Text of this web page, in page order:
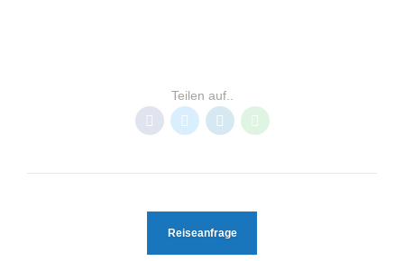
Teilen auf..
Reiseanfrage